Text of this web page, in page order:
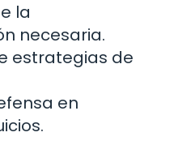
la
necesaria.
estrategias de
en